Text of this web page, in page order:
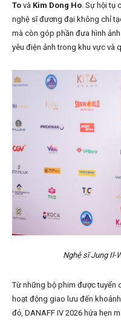
To và Kim Dong Ho. Sự hội tụ
nghệ sĩ đương đại không chỉ
mà còn góp phần đưa hình
yêu điện ảnh trong khu vực và
Nghệ sĩ Jung Il-
Từ những bộ phim được tuyển
hoạt động giao lưu đến
đỏ, DANAFF IV 2026 hứa hẹn